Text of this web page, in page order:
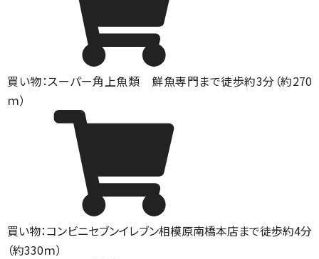
買い物：スーパー角上魚類 鮮魚専門まで徒歩約3分（約270
ｍ）
買い物：コンビニセブンイレブン相模原南橋本店まで徒歩約4分
（約330ｍ）